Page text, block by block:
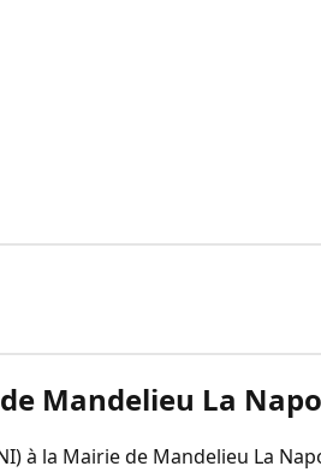
Mandelieu La
à la Mairie de Mandelieu La